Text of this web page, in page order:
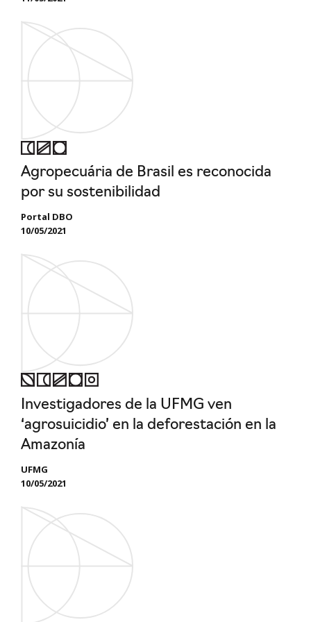
Agropecuária de Brasil es reconocida
por su sostenibilidad
Portal DBO
10/05/2021
Investigadores de la UFMG ven
‘agrosuicidio’ en la deforestación en la
Amazonía
UFMG
10/05/2021